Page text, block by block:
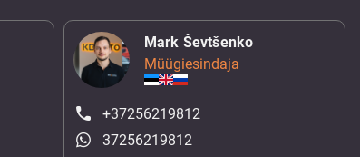
Mark Ševtšenko
Müügiesindaja
+37256219812
37256219812